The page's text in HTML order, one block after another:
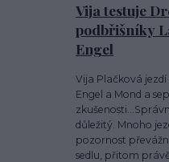
Vija testuje
podbřišníky
Engel
Vija Plačková
Engel a Mond a
důležitý. Mnoho
pozornost
sedlu, přitom